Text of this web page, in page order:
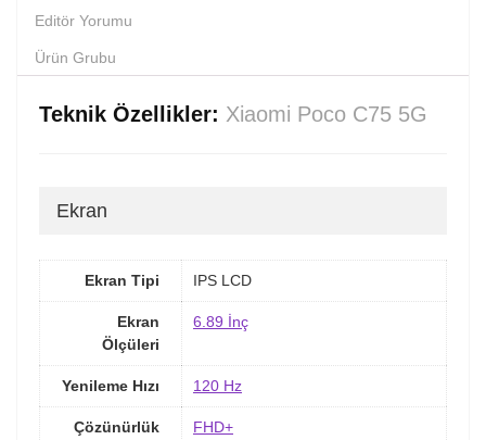
Editör Yorumu
Ürün Grubu
Teknik Özellikler: Xiaomi Poco C75 5G
Ekran
Ekran Tipi IPS LCD
Ekran
Ölçüleri
6.89 İnç
Yenileme Hızı 120 Hz
Çözünürlük
FHD+